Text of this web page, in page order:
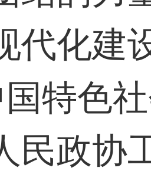
代化建
国特色
民政协